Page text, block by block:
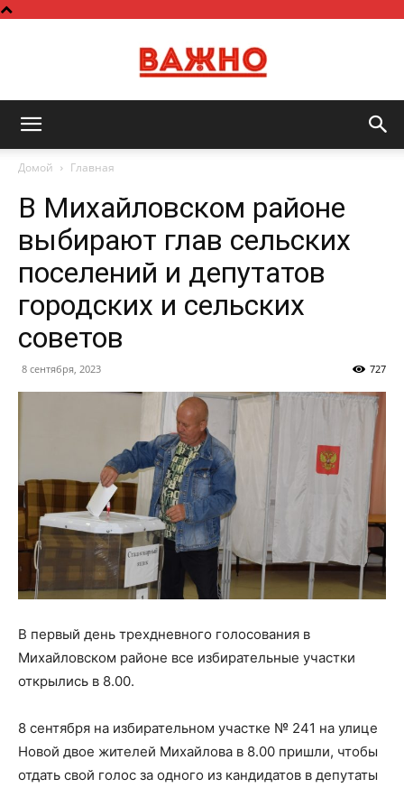
Домой Главная
В Михайловском районе
выбирают глав сельских
поселений и депутатов
городских и сельских
советов
8 сентября, 2023 727
В первый день трехдневного голосования в
Михайловском районе все избирательные участки
открылись в 8.00.
8 сентября на избирательном участке № 241 на улице
Новой двое жителей Михайлова в 8.00 пришли, чтобы
отдать свой голос за одного из кандидатов в депутаты